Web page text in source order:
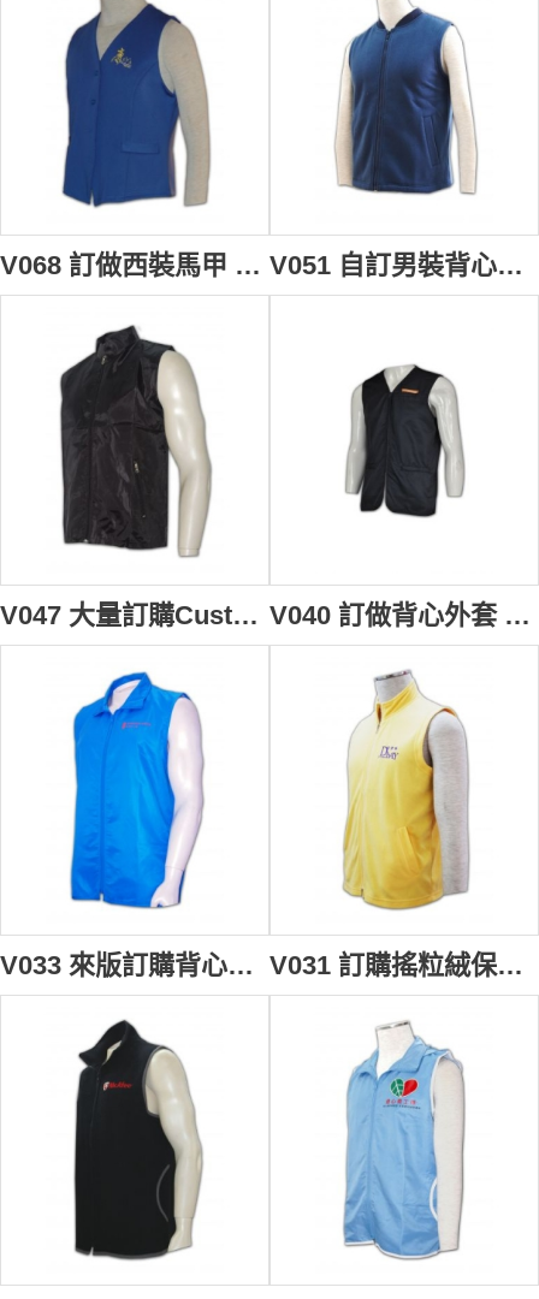
V068 訂做西裝馬甲 背心外套 tailor make 男裝背心外套 西裝背心褸 西裝背心外套製造商 V051 自訂男裝背心褸 訂購團體純色背心外套 訂製保暖背心外套 背心專門店HK rpet 環保再生紗
V047 大量訂購Customize男背心 訂製拉鏈背心褸 自訂背心外套款式 背心批發商HK V040 訂做背心外套 自訂背心褸紙樣 訂購黑色背心褸點襯 男背心外套製作公司
V033 來版訂購背心褸 設計背心款式 拉鏈背心外套 男裝背心褸 背心褸製造商HK V031 訂購搖粒絨保暖背心 訂製男裝搖粒絨背心 專營搖粒絨背心公司 訂做背心外套專門店